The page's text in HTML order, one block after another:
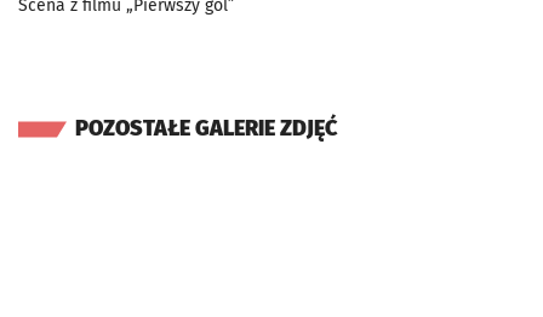
Scena z filmu „Pierwszy gol”
POZOSTAŁE GALERIE ZDJĘĆ